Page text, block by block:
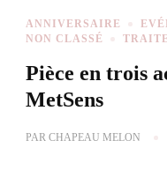
ANNIVERSAIRE
NON CLASSÉ
Pièce en trois
MetSens
PAR CHAPEAU MELON